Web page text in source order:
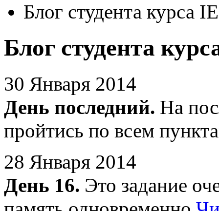
Блог студента курса
Блог студента
30 Января 2014
День последний. На
пройтись по всем
28 Января 2014
День 16. Это задание